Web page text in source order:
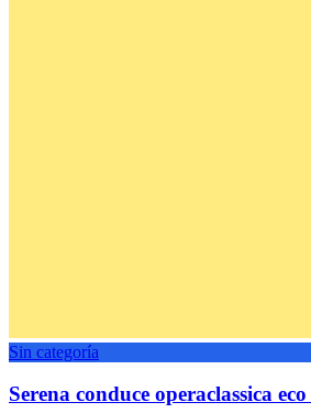
Sin categoría
Serena conduce operaclassica